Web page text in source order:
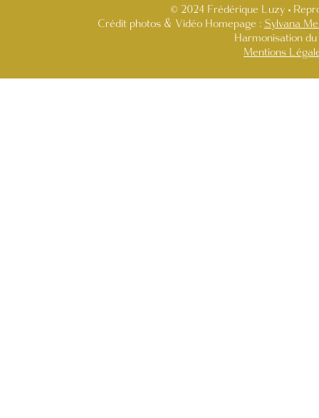
© 2024 Frédérique Luzy •
Crédit photos & Vidéo Homepage :Sylvana
Harmonisation
Mentions